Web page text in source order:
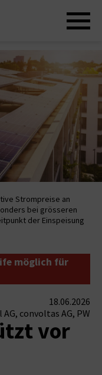
Strompreise an
bei grösseren
der Einspeisung
möglich für
18.06.2026
convoltas AG, PW
vor